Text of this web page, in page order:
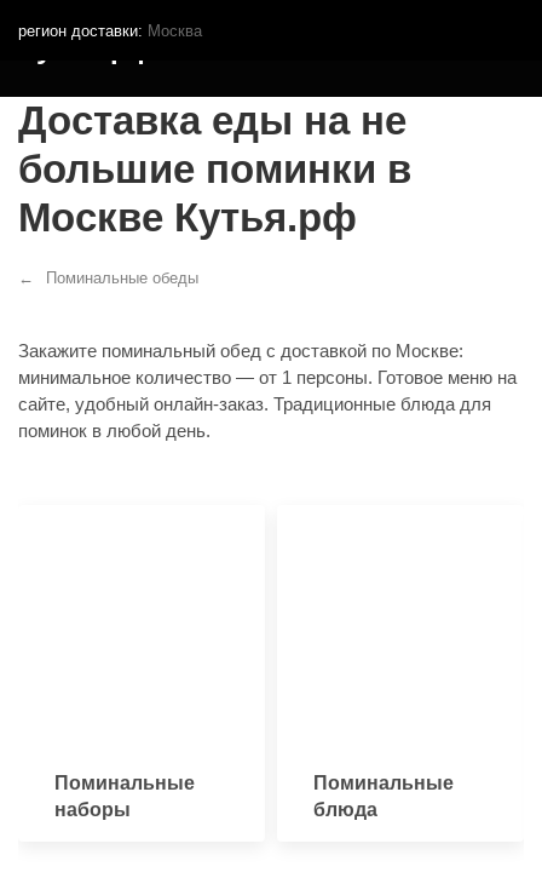
регион доставки: Москва
Кутья.рф
Доставка еды на не
большие поминки в
Москве Кутья.рф
Поминальные обеды
Закажите поминальный обед с доставкой по Москве:
минимальное количество — от 1 персоны. Готовое меню на
сайте, удобный онлайн‑заказ. Традиционные блюда для
поминок в любой день.
Поминальные
наборы
Поминальные
блюда